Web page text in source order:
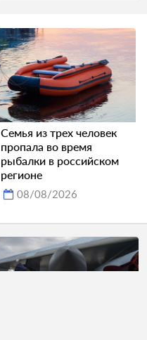
Семья из трех человек
пропала во время
рыбалки в российском
регионе
08/08/2026